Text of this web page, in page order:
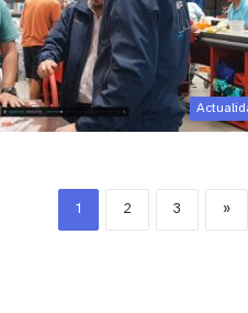
1 2 3 »